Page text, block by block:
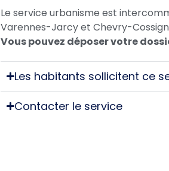
Le service urbanisme est
Varennes-Jarcy et Chevry-
Vous pouvez déposer votre
Les habitants sollicitent ce
Contacter le service